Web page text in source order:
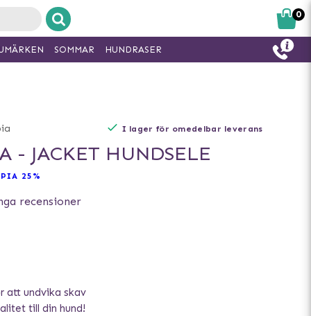
I lager för omedelbar leverans
- JACKET HUNDSELE
25%
recensioner
att undvika skav
till din hund!
0
SOMMAR HUNDRASER